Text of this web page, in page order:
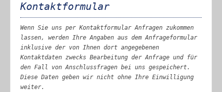
Kontaktformular
Wenn Sie uns per Kontaktformular Anfragen zukommen
lassen, werden Ihre Angaben aus dem Anfrageformular
inklusive der von Ihnen dort angegebenen
Kontaktdaten zwecks Bearbeitung der Anfrage und für
den Fall von Anschlussfragen bei uns gespeichert.
Diese Daten geben wir nicht ohne Ihre Einwilligung
weiter.